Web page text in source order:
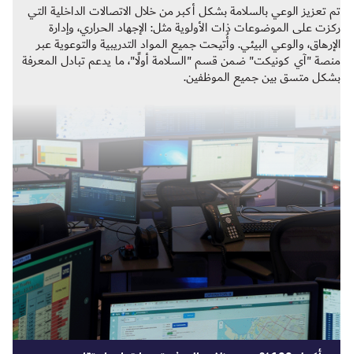
تم تعزيز الوعي بالسلامة بشكل أكبر من خلال الاتصالات الداخلية التي
ركزت على الموضوعات ذات الأولوية مثل: الإجهاد الحراري، وإدارة
الإرهاق، والوعي البيئي. وأُتيحت جميع المواد التدريبية والتوعوية عبر
منصة "آي كونيكت" ضمن قسم "السلامة أولًا"، ما يدعم تبادل المعرفة
بشكل متسق بين جميع الموظفين.